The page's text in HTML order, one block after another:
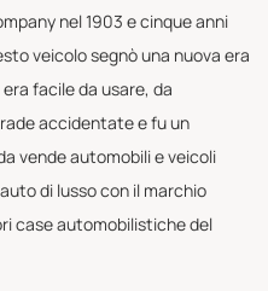
nel 1903 e cinque anni
veicolo segnò una nuova era
facile da usare, da
accidentate e fu un
vende automobili e veicoli
di lusso con il marchio
case automobilistiche del